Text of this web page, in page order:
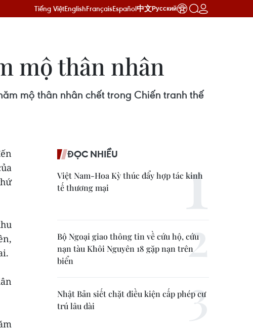
Tiếng ViệtEnglishFrançaisEspañol中文Русский
mộ thân nhân
mộ thân nhân chết trong Chiến tranh thế
ĐỌC NHIỀU
Việt Nam-Hoa Kỳ thúc đẩy hợp tác kinh
tế thương mại
Bộ Ngoại giao thông tin về cứu hộ, cứu
nạn tàu Khôi Nguyên 18 gặp nạn trên
biển
Nhật Bản siết chặt điều kiện cấp phép cư
trú lâu dài